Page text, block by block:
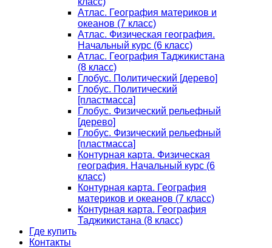
Атлас. География материков и
океанов (7 класс)
Атлас. Физическая география.
Начальный курс (6 класс)
Атлас. География Таджикистана
(8 класс)
Глобус. Политический [дерево]
Глобус. Политический
[пластмасса]
Глобус. Физический рельефный
[дерево]
Глобус. Физический рельефный
[пластмасса]
Контурная карта. Физическая
география. Начальный курс (6
класс)
Контурная карта. География
материков и океанов (7 класс)
Контурная карта. География
Таджикистана (8 класс)
Где купить
Контакты